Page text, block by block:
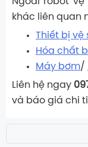
khác liên quan
Thiết bị vệ
Hóa chất
Máy bơm/
Liên hệ ngay
và báo giá chi